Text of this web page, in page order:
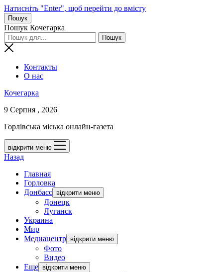
Натисніть "Enter", щоб перейти до вмісту
Пошук
Пошук Кочегарка
Контакты
О нас
Кочегарка
9 Серпня , 2026
Горлівська міська онлайн-газета
відкрити меню
Назад
Главная
Горловка
Донбасс відкрити меню
Донецк
Луганск
Украина
Мир
Медиацентр відкрити меню
Фото
Видео
Еще відкрити меню